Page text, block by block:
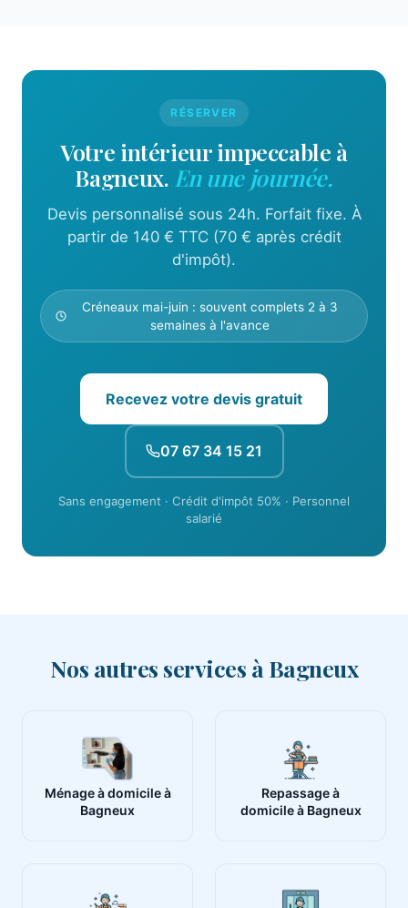
équipes y interviennent régulièrement en
formule journée complète avec protocole vapeur,
dans des appartements de 3 à 4 pièces. L'accès
est facile, le stationnement aisé dans
l'écoquartier — aucun surcoût de déplacement.
RÉSERVER
Votre intérieur impeccable à
Bagneux. En une journée.
Devis personnalisé sous 24h. Forfait fixe. À
partir de 140 € TTC (70 € après crédit
d'impôt).
Créneaux mai-juin : souvent complets 2 à 3
semaines à l'avance
Recevez votre devis gratuit
07 67 34 15 21
Sans engagement · Crédit d'impôt 50% · Personnel
salarié
Nos autres services à Bagneux
Ménage à domicile à
Bagneux
Repassage à
domicile à Bagneux